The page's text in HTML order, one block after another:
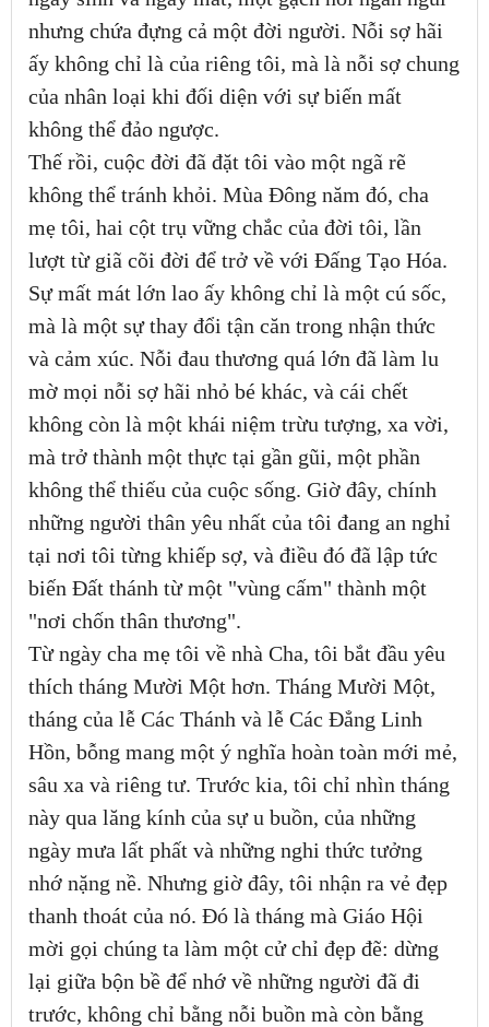
nhưng chứa đựng cả một đời người. Nỗi sợ hãi
ấy không chỉ là của riêng tôi, mà là nỗi sợ chung
của nhân loại khi đối diện với sự biến mất
không thể đảo ngược.
Thế rồi, cuộc đời đã đặt tôi vào một ngã rẽ
không thể tránh khỏi. Mùa Đông năm đó, cha
mẹ tôi, hai cột trụ vững chắc của đời tôi, lần
lượt từ giã cõi đời để trở về với Đấng Tạo Hóa.
Sự mất mát lớn lao ấy không chỉ là một cú sốc,
mà là một sự thay đổi tận căn trong nhận thức
và cảm xúc. Nỗi đau thương quá lớn đã làm lu
mờ mọi nỗi sợ hãi nhỏ bé khác, và cái chết
không còn là một khái niệm trừu tượng, xa vời,
mà trở thành một thực tại gần gũi, một phần
không thể thiếu của cuộc sống. Giờ đây, chính
những người thân yêu nhất của tôi đang an nghỉ
tại nơi tôi từng khiếp sợ, và điều đó đã lập tức
biến Đất thánh từ một "vùng cấm" thành một
"nơi chốn thân thương".
Từ ngày cha mẹ tôi về nhà Cha, tôi bắt đầu yêu
thích tháng Mười Một hơn. Tháng Mười Một,
tháng của lễ Các Thánh và lễ Các Đẳng Linh
Hồn, bỗng mang một ý nghĩa hoàn toàn mới mẻ,
sâu xa và riêng tư. Trước kia, tôi chỉ nhìn tháng
này qua lăng kính của sự u buồn, của những
ngày mưa lất phất và những nghi thức tưởng
nhớ nặng nề. Nhưng giờ đây, tôi nhận ra vẻ đẹp
thanh thoát của nó. Đó là tháng mà Giáo Hội
mời gọi chúng ta làm một cử chỉ đẹp đẽ: dừng
lại giữa bộn bề để nhớ về những người đã đi
trước, không chỉ bằng nỗi buồn mà còn bằng